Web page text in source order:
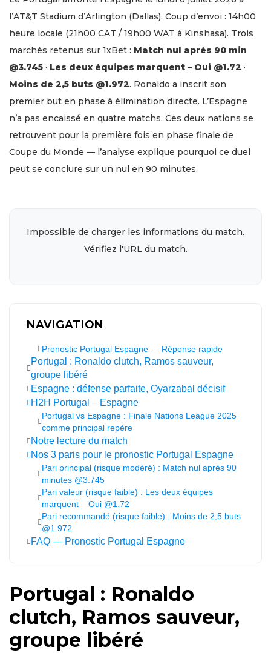
l’AT&T Stadium d’Arlington (Dallas). Coup d’envoi : 14h00
heure locale (21h00 CAT / 19h00 WAT à Kinshasa). Trois
marchés retenus sur 1xBet : Match nul après 90 min
@3.745 · Les deux équipes marquent – Oui @1.72 ·
Moins de 2,5 buts @1.972. Ronaldo a inscrit son
premier but en phase à élimination directe. L’Espagne
n’a pas encaissé en quatre matchs. Ces deux nations se
retrouvent pour la première fois en phase finale de
Coupe du Monde — l’analyse explique pourquoi ce duel
peut se conclure sur un nul en 90 minutes.
Impossible de charger les informations du match.
Vérifiez l'URL du match.
NAVIGATION
Pronostic Portugal Espagne — Réponse rapide
Portugal : Ronaldo clutch, Ramos sauveur,
groupe libéré
Espagne : défense parfaite, Oyarzabal décisif
H2H Portugal – Espagne
Portugal vs Espagne : Finale Nations League 2025
comme principal repère
Notre lecture du match
Nos 3 paris pour le pronostic Portugal Espagne
Pari principal (risque modéré) : Match nul après 90
minutes @3.745
Pari valeur (risque faible) : Les deux équipes
marquent – Oui @1.72
Pari recommandé (risque faible) : Moins de 2,5 buts
@1.972
FAQ — Pronostic Portugal Espagne
Portugal : Ronaldo
clutch, Ramos sauveur,
groupe libéré